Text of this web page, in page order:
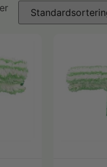
og adapter
til vinduespudseren